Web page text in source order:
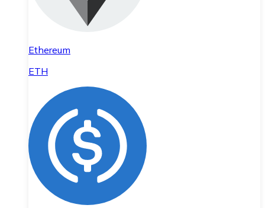
Ethereum
ETH